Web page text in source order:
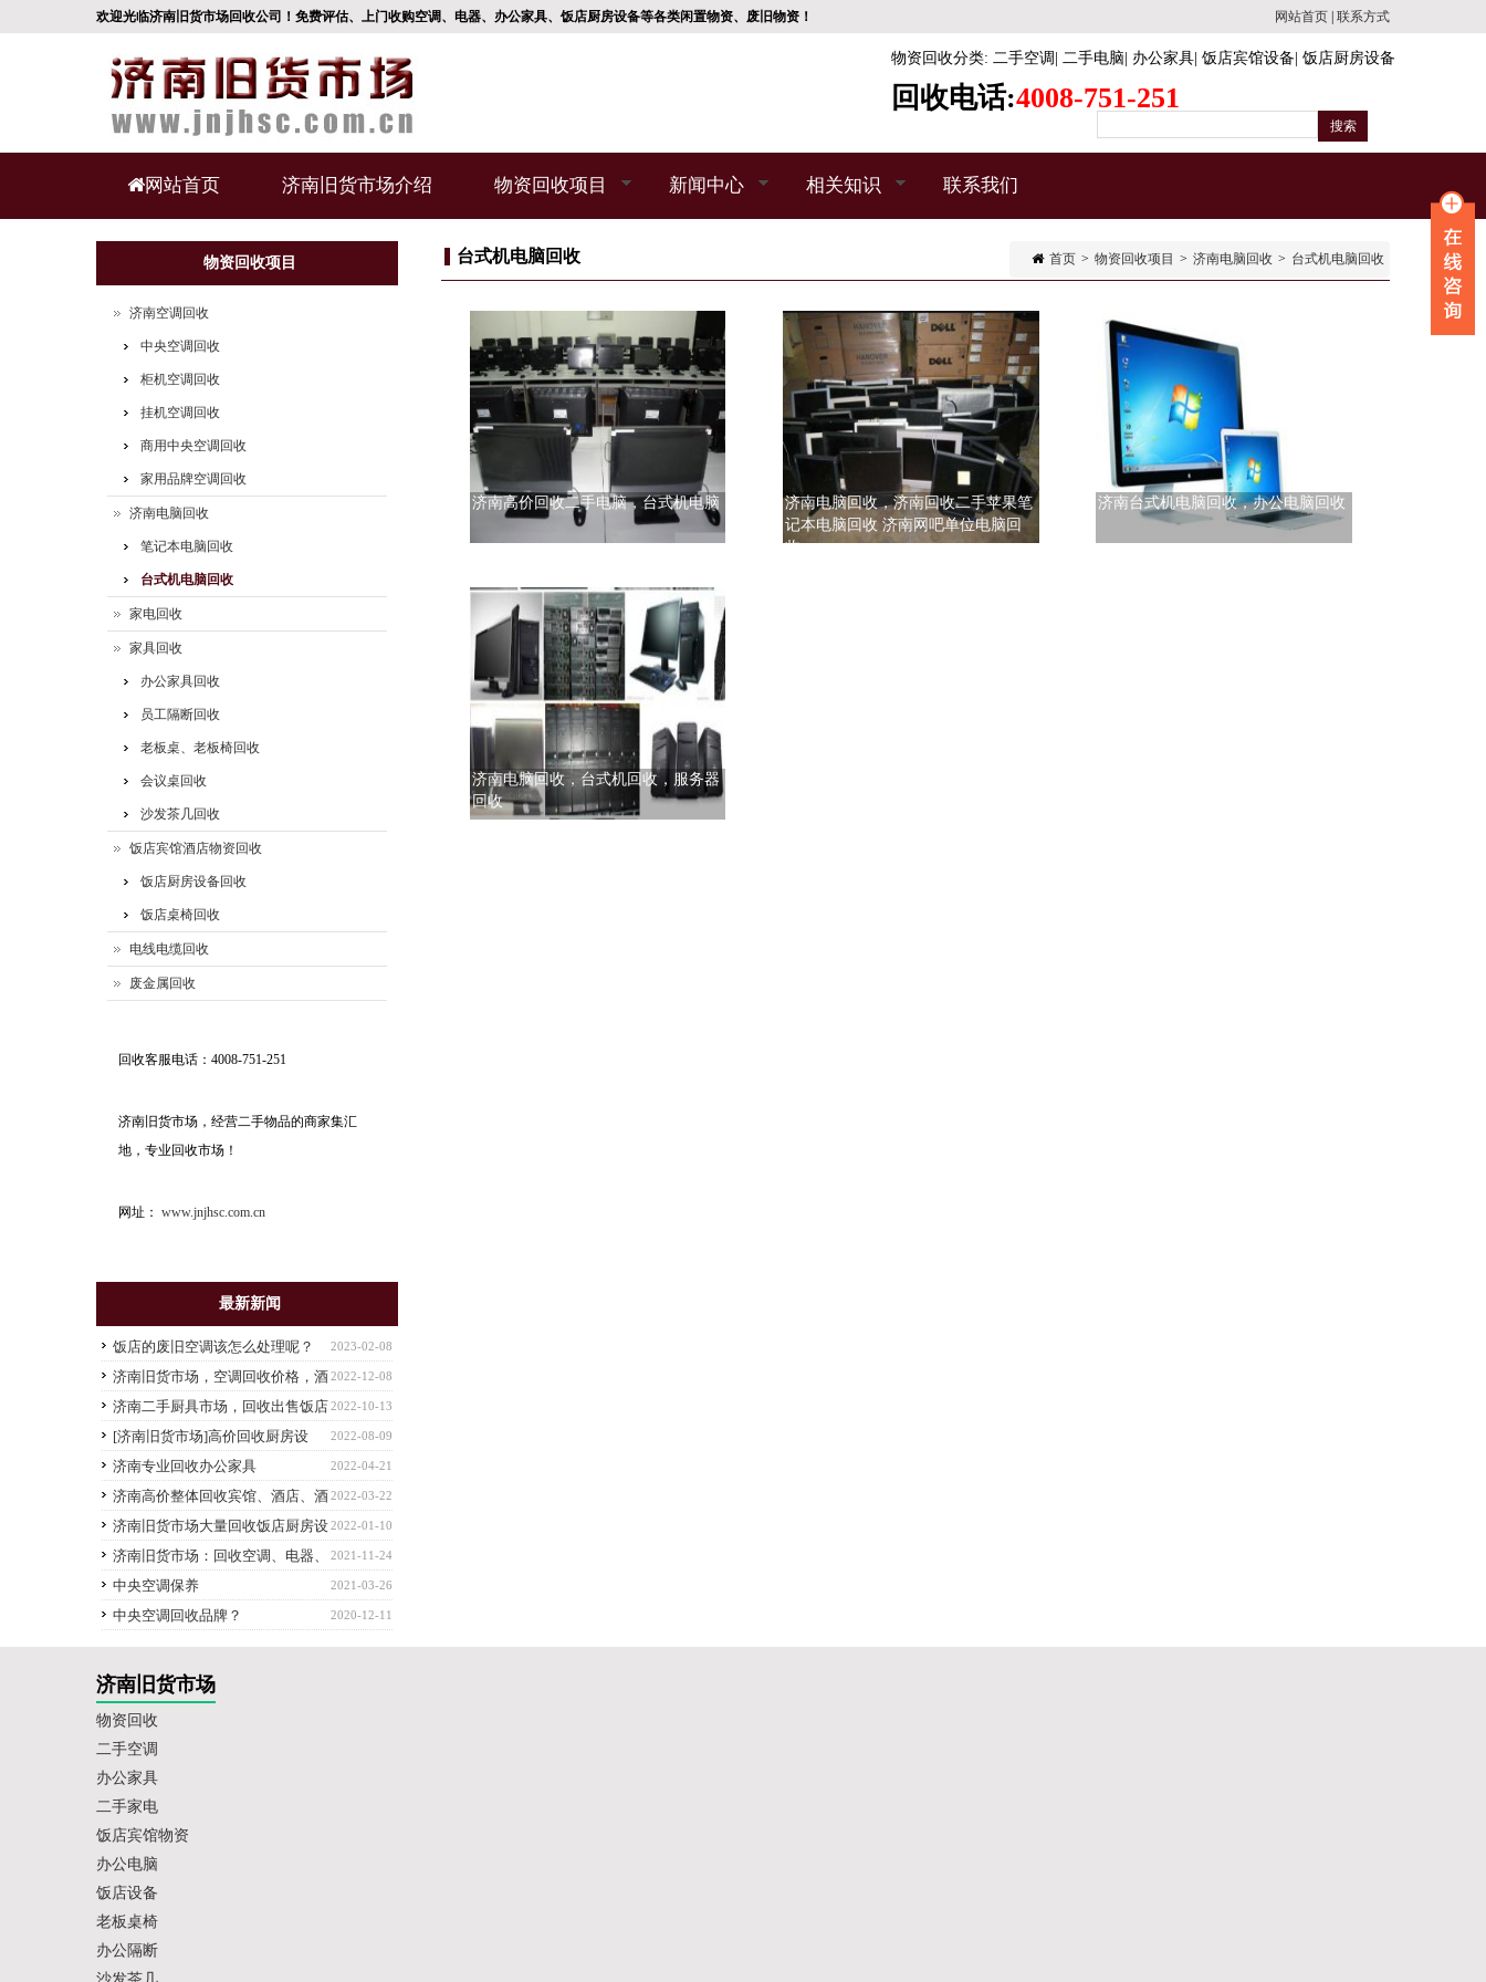
欢迎光临济南旧货市场回收公司！免费评估、上门收购空调、电器、办公家具、饭店厨房设备等各类闲置物资、废旧物资！ 网站首页 联系方式
物资回收分类: 二手空调 二手电脑 办公家具 饭店宾馆设备 饭店厨房设备
回收电话:4008-751-251
网站首页 济南旧货市场介绍 物资回收项目 新闻中心 相关知识 联系我们
首页 > 物资回收项目 > 济南电脑回收 > 台式机电脑回收
台式机电脑回收
济南高价回收二手电脑，台式机电脑
济南电脑回收，济南回收二手苹果笔
记本电脑回收 济南网吧单位电脑回
收
济南台式机电脑回收，办公电脑回收
济南电脑回收，台式机回收，服务器
回收
物资回收项目
济南空调回收
中央空调回收
柜机空调回收
挂机空调回收
商用中央空调回收
家用品牌空调回收
济南电脑回收
笔记本电脑回收
台式机电脑回收
家电回收
家具回收
办公家具回收
员工隔断回收
老板桌、老板椅回收
会议桌回收
沙发茶几回收
饭店宾馆酒店物资回收
饭店厨房设备回收
饭店桌椅回收
电线电缆回收
废金属回收
回收客服电话：4008-751-251
济南旧货市场，经营二手物品的商家集汇
地，专业回收市场！
网址： www.jnjhsc.com.cn
最新新闻
2023-02-08
饭店的废旧空调该怎么处理呢？
2022-12-08
济南旧货市场，空调回收价格，酒
店饭店打包回收
2022-10-13
济南二手厨具市场，回收出售饭店
厨房设备
2022-08-09
[济南旧货市场]高价回收厨房设
备，饭店酒店设备，公司办公家具办公设
备，空调电脑回收
2022-04-21
济南专业回收办公家具
2022-03-22
济南高价整体回收宾馆、酒店、酒
楼、餐饮店等整体设备
2022-01-10
济南旧货市场大量回收饭店厨房设
备，空调、制冷设备、餐桌椅
2021-11-24
济南旧货市场：回收空调、电器、
办公家具，厨房设备，饭店物资
2021-03-26
中央空调保养
2020-12-11
中央空调回收品牌？
济南旧货市场
物资回收
二手空调
办公家具
二手家电
饭店宾馆物资
办公电脑
饭店设备
老板桌椅
办公隔断